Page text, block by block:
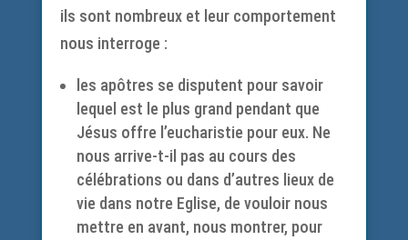
ils sont nombreux et leur comportement
nous interroge :
les apôtres se disputent pour savoir
lequel est le plus grand pendant que
Jésus offre l’eucharistie pour eux. Ne
nous arrive-t-il pas au cours des
célébrations ou dans d’autres lieux de
vie dans notre Eglise, de vouloir nous
mettre en avant, nous montrer, pour